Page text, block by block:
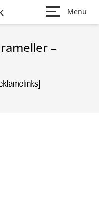
Menu
–